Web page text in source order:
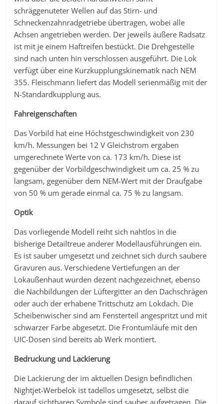
schräggenuteter Wellen auf das Stirn- und
Schneckenzahnradgetriebe übertragen, wobei alle
Achsen angetrieben werden. Der jeweils äußere Radsatz
ist mit je einem Haftreifen bestückt. Die Drehgestelle
sind nach unten hin verschlossen ausgeführt. Die Lok
verfügt über eine Kurzkupplungskinematik nach NEM
355. Fleischmann liefert das Modell serienmäßig mit der
N-Standardkupplung aus.
Fahreigenschaften
Das Vorbild hat eine Höchstgeschwindigkeit von 230
km/h. Messungen bei 12 V Gleichstrom ergaben
umgerechnete Werte von ca. 173 km/h. Diese ist
gegenüber der Vorbildgeschwindigkeit um ca. 25 % zu
langsam, gegenüber dem NEM-Wert mit der Draufgabe
von 50 % um gerade einmal ca. 75 % zu langsam.
Optik
Das vorliegende Modell reiht sich nahtlos in die
bisherige Detailtreue anderer Modellausführungen ein.
Es ist sauber umgesetzt und zeichnet sich durch saubere
Gravuren aus. Verschiedene Vertiefungen an der
Lokaußenhaut wurden dezent nachgezeichnet, ebenso
die Nachbildungen der Lüftergitter an den Dachschrägen
oder auch der erhabene Trittschutz am Lokdach. Die
Scheibenwischer sind am Fensterteil angespritzt und mit
schwarzer Farbe abgesetzt. Die Frontumläufe mit den
UIC-Dosen sind bereits ab Werk montiert.
Bedruckung und Lackierung
Die Lackierung der im aktuellen Design befindlichen
Nightjet-Werbelok ist tadellos umgesetzt, selbst die
darauf sichtbaren Symbole sind sauber aufgetragen. Die